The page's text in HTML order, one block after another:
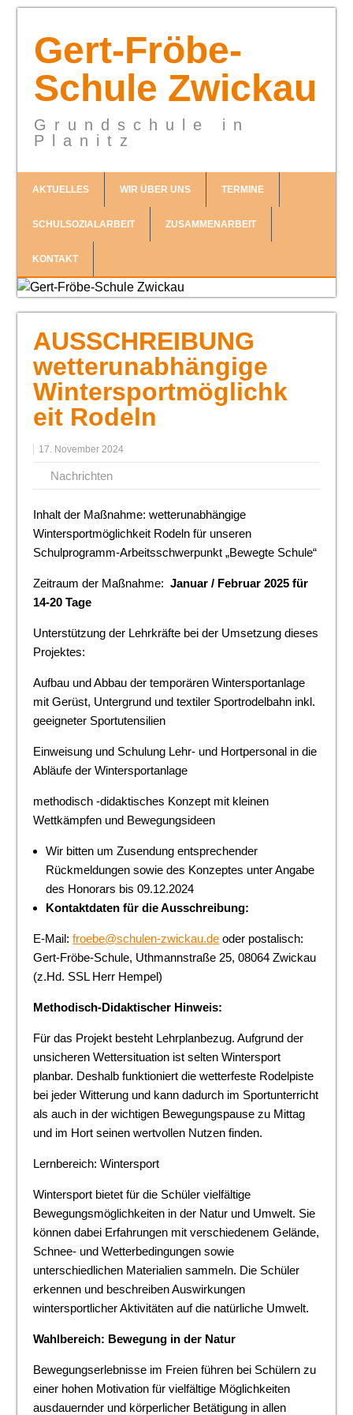
Gert-Fröbe-
Schule Zwickau
Grundschule in
Planitz
AKTUELLES WIR ÜBER UNS TERMINE
SCHULSOZIALARBEIT ZUSAMMENARBEIT
KONTAKT
AUSSCHREIBUNG
wetterunabhängige
Wintersportmöglichk
eit Rodeln
17. November 2024
Nachrichten
Inhalt der Maßnahme: wetterunabhängige
Wintersportmöglichkeit Rodeln für unseren
Schulprogramm-Arbeitsschwerpunkt „Bewegte Schule“
Zeitraum der Maßnahme: Januar / Februar 2025 für
14-20 Tage
Unterstützung der Lehrkräfte bei der Umsetzung dieses
Projektes:
Aufbau und Abbau der temporären Wintersportanlage
mit Gerüst, Untergrund und textiler Sportrodelbahn inkl.
geeigneter Sportutensilien
Einweisung und Schulung Lehr- und Hortpersonal in die
Abläufe der Wintersportanlage
methodisch -didaktisches Konzept mit kleinen
Wettkämpfen und Bewegungsideen
Wir bitten um Zusendung entsprechender
Rückmeldungen sowie des Konzeptes unter Angabe
des Honorars bis 09.12.2024
Kontaktdaten für die Ausschreibung:
E-Mail:froebe@schulen-zwickau.de oder postalisch:
Gert-Fröbe-Schule, Uthmannstraße 25, 08064 Zwickau
(z.Hd. SSL Herr Hempel)
Methodisch-Didaktischer Hinweis:
Für das Projekt besteht Lehrplanbezug. Aufgrund der
unsicheren Wettersituation ist selten Wintersport
planbar. Deshalb funktioniert die wetterfeste Rodelpiste
bei jeder Witterung und kann dadurch im Sportunterricht
als auch in der wichtigen Bewegungspause zu Mittag
und im Hort seinen wertvollen Nutzen finden.
Lernbereich: Wintersport
Wintersport bietet für die Schüler vielfältige
Bewegungsmöglichkeiten in der Natur und Umwelt. Sie
können dabei Erfahrungen mit verschiedenem Gelände,
Schnee- und Wetterbedingungen sowie
unterschiedlichen Materialien sammeln. Die Schüler
erkennen und beschreiben Auswirkungen
wintersportlicher Aktivitäten auf die natürliche Umwelt.
Wahlbereich: Bewegung in der Natur
Bewegungserlebnisse im Freien führen bei Schülern zu
einer hohen Motivation für vielfältige Möglichkeiten
ausdauernder und körperlicher Betätigung in allen